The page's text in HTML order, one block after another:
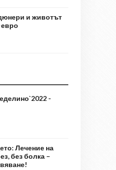
и животът
евро
-
Лечение на
без болка –